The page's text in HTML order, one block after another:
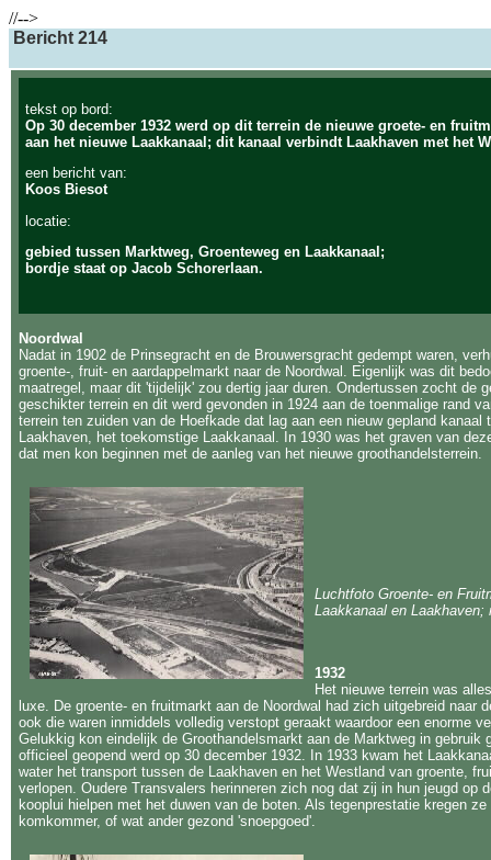
//-->
Bericht 214
tekst op bord:
Op 30 december 1932 werd op dit terrein de nieuwe groete- en
aan het nieuwe Laakkanaal; dit kanaal verbindt Laakhaven met het
een bericht van:
Koos Biesot
locatie:
gebied tussen Marktweg, Groenteweg en Laakkanaal;
bordje staat op Jacob Schorerlaan.
Noordwal
Nadat in 1902 de Prinsegracht en de Brouwersgracht gedempt waren,
groente-, fruit- en aardappelmarkt naar de Noordwal. Eigenlijk was dit
maatregel, maar dit 'tijdelijk' zou dertig jaar duren. Ondertussen zocht de
geschikter terrein en dit werd gevonden in 1924 aan de toenmalige rand
terrein ten zuiden van de Hoefkade dat lag aan een nieuw gepland kanaal
Laakhaven, het toekomstige Laakkanaal. In 1930 was het graven van
dat men kon beginnen met de aanleg van het nieuwe groothandelsterrein.
Luchtfoto Groente- en
Laakkanaal en Laakhaven;
1932
Het nieuwe terrein was
luxe. De groente- en fruitmarkt aan de Noordwal had zich uitgebreid naar
ook die waren inmiddels volledig verstopt geraakt waardoor een enorme
Gelukkig kon eindelijk de Groothandelsmarkt aan de Marktweg in gebruik
officieel geopend werd op 30 december 1932. In 1933 kwam het
water het transport tussen de Laakhaven en het Westland van groente,
verlopen. Oudere Transvalers herinneren zich nog dat zij in hun jeugd op
kooplui hielpen met het duwen van de boten. Als tegenprestatie kregen
komkommer, of wat ander gezond 'snoepgoed'.